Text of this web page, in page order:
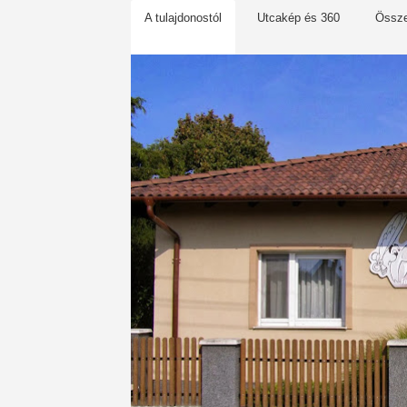
A tulajdonostól Utcakép és 360